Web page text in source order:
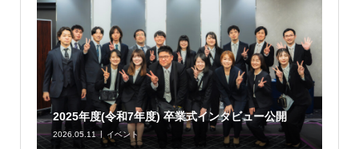
2025年度(令和7年度) 卒業式インタビュー公開
2026.05.11 イベント